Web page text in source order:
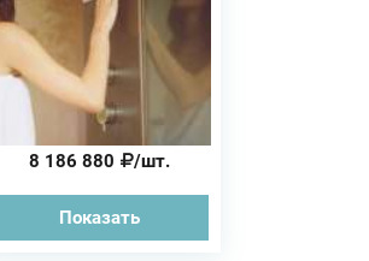
8 186 880 /шт.
Показать